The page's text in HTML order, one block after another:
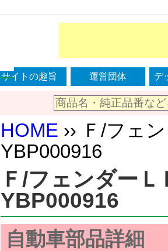
サイトの趣旨 運営団体 デ
HOME ›› Ｆ/フェ
YBP000916
Ｆ/フェンダー
YBP000916
自動車部品詳細